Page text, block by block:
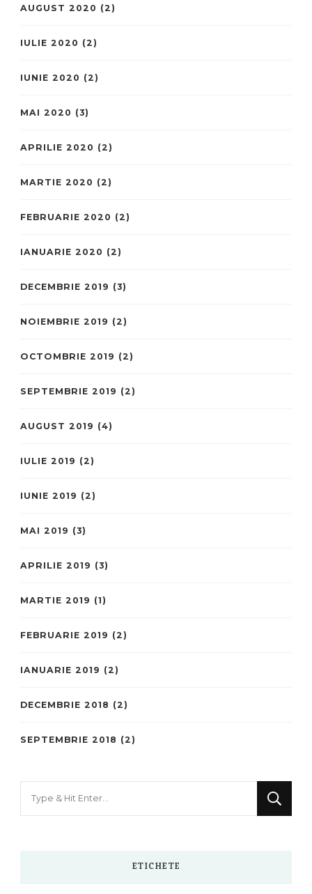
AUGUST 2020 (2)
IULIE 2020 (2)
IUNIE 2020 (2)
MAI 2020 (3)
APRILIE 2020 (2)
MARTIE 2020 (2)
FEBRUARIE 2020 (2)
IANUARIE 2020 (2)
DECEMBRIE 2019 (3)
NOIEMBRIE 2019 (2)
OCTOMBRIE 2019 (2)
SEPTEMBRIE 2019 (2)
AUGUST 2019 (4)
IULIE 2019 (2)
IUNIE 2019 (2)
MAI 2019 (3)
APRILIE 2019 (3)
MARTIE 2019 (1)
FEBRUARIE 2019 (2)
IANUARIE 2019 (2)
DECEMBRIE 2018 (2)
SEPTEMBRIE 2018 (2)
ETICHETE